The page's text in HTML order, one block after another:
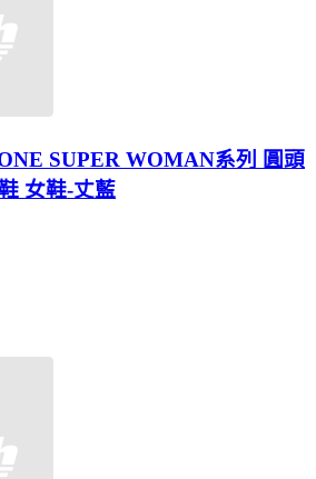
SUPER WOMAN系列 圓頭
女鞋-丈藍